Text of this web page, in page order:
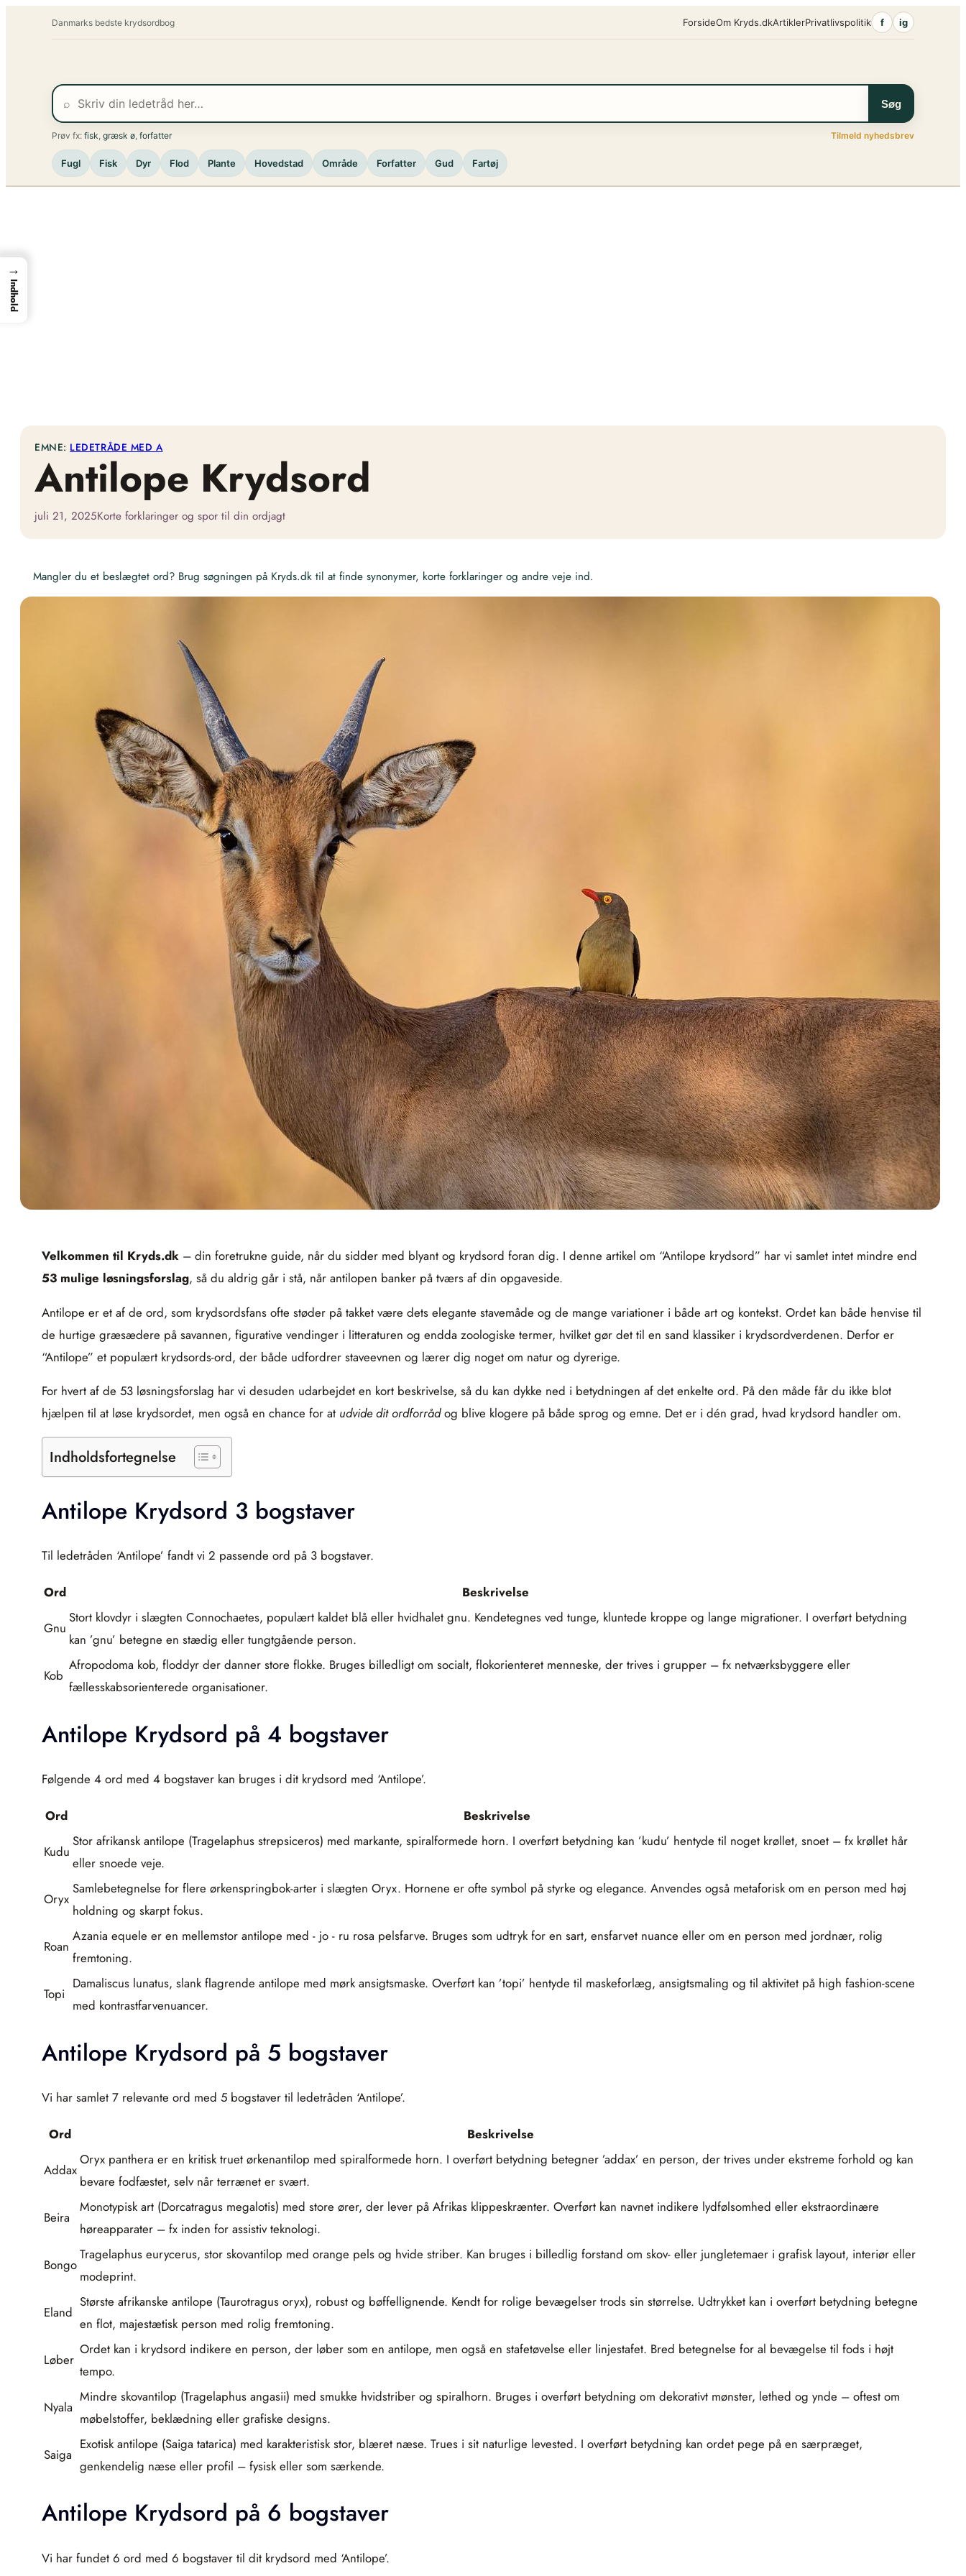
Danmarks bedste krydsordbog ForsideOm Kryds.dkArtiklerPrivatlivspolitik f ig
⌕ Søg
Prøv fx: fisk græsk ø forfatter Tilmeld nyhedsbrev
Fugl Fisk Dyr Flod Plante Hovedstad Område Forfatter Gud Fartøj
EMNE: LEDETRÅDE MED A
Antilope Krydsord
juli 21, 2025Korte forklaringer og spor til din ordjagt
Mangler du et beslægtet ord? Brug søgningen på Kryds.dk til at finde synonymer, korte forklaringer og andre veje ind.
Velkommen til Kryds.dk– din foretrukne guide, når du sidder med blyant og krydsord foran dig. I denne artikel om “Antilope krydsord” har vi samlet intet mindre end
53 mulige løsningsforslag, så du aldrig går i stå, når antilopen banker på tværs af din opgaveside.
Antilope er et af de ord, som krydsordsfans ofte støder på takket være dets elegante stavemåde og de mange variationer i både art og kontekst. Ordet kan både henvise til
de hurtige græsædere på savannen, figurative vendinger i litteraturen og endda zoologiske termer, hvilket gør det til en sand klassiker i krydsordverdenen. Derfor er
“Antilope” et populært krydsords-ord, der både udfordrer staveevnen og lærer dig noget om natur og dyrerige.
For hvert af de 53 løsningsforslag har vi desuden udarbejdet en kort beskrivelse, så du kan dykke ned i betydningen af det enkelte ord. På den måde får du ikke blot
hjælpen til at løse krydsordet, men også en chance for at udvide dit ordforrådog blive klogere på både sprog og emne. Det er i dén grad, hvad krydsord handler om.
Indholdsfortegnelse
Antilope Krydsord 3 bogstaver
Til ledetråden ‘Antilope’ fandt vi 2 passende ord på 3 bogstaver.
Ord Beskrivelse
Gnu
Stort klovdyr i slægten Connochaetes, populært kaldet blå eller hvidhalet gnu. Kendetegnes ved tunge, kluntede kroppe og lange migrationer. I overført betydning
kan ’gnu’ betegne en stædig eller tungtgående person.
Kob
Afropodoma kob, floddyr der danner store flokke. Bruges billedligt om socialt, flokorienteret menneske, der trives i grupper – fx netværksbyggere eller
fællesskabsorienterede organisationer.
Antilope Krydsord på 4 bogstaver
Følgende 4 ord med 4 bogstaver kan bruges i dit krydsord med ‘Antilope’.
Ord Beskrivelse
Kudu
Stor afrikansk antilope (Tragelaphus strepsiceros) med markante, spiralformede horn. I overført betydning kan ’kudu’ hentyde til noget krøllet, snoet – fx krøllet hår
eller snoede veje.
Oryx
Samlebetegnelse for flere ørkenspringbok-arter i slægten Oryx. Hornene er ofte symbol på styrke og elegance. Anvendes også metaforisk om en person med høj
holdning og skarpt fokus.
Roan
Azania equele er en mellemstor antilope med ‑ jo ‑ ru rosa pelsfarve. Bruges som udtryk for en sart, ensfarvet nuance eller om en person med jordnær, rolig
fremtoning.
Topi
Damaliscus lunatus, slank flagrende antilope med mørk ansigtsmaske. Overført kan ’topi’ hentyde til maskeforlæg, ansigtsmaling og til aktivitet på high fashion-scene
med kontrastfarvenuancer.
Antilope Krydsord på 5 bogstaver
Vi har samlet 7 relevante ord med 5 bogstaver til ledetråden ‘Antilope’.
Ord Beskrivelse
Addax
Oryx panthera er en kritisk truet ørkenantilop med spiralformede horn. I overført betydning betegner ’addax’ en person, der trives under ekstreme forhold og kan
bevare fodfæstet, selv når terrænet er svært.
Beira
Monotypisk art (Dorcatragus megalotis) med store ører, der lever på Afrikas klippeskrænter. Overført kan navnet indikere lydfølsomhed eller ekstraordinære
høreapparater – fx inden for assistiv teknologi.
Bongo
Tragelaphus eurycerus, stor skovantilop med orange pels og hvide striber. Kan bruges i billedlig forstand om skov‐ eller jungletemaer i grafisk layout, interiør eller
modeprint.
Eland
Største afrikanske antilope (Taurotragus oryx), robust og bøffellignende. Kendt for rolige bevægelser trods sin størrelse. Udtrykket kan i overført betydning betegne
en flot, majestætisk person med rolig fremtoning.
Løber
Ordet kan i krydsord indikere en person, der løber som en antilope, men også en stafetøvelse eller linjestafet. Bred betegnelse for al bevægelse til fods i højt
tempo.
Nyala
Mindre skovantilop (Tragelaphus angasii) med smukke hvidstriber og spiralhorn. Bruges i overført betydning om dekorativt mønster, lethed og ynde – oftest om
møbelstoffer, beklædning eller grafiske designs.
Saiga
Exotisk antilope (Saiga tatarica) med karakteristisk stor, blæret næse. Trues i sit naturlige levested. I overført betydning kan ordet pege på en særpræget,
genkendelig næse eller profil – fysisk eller som særkende.
Antilope Krydsord på 6 bogstaver
Vi har fundet 6 ord med 6 bogstaver til dit krydsord med ‘Antilope’.
→
Indhold